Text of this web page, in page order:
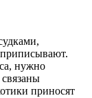
нужно
приносят